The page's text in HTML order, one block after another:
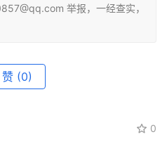
举报，一经查实，
赞 (0)
0